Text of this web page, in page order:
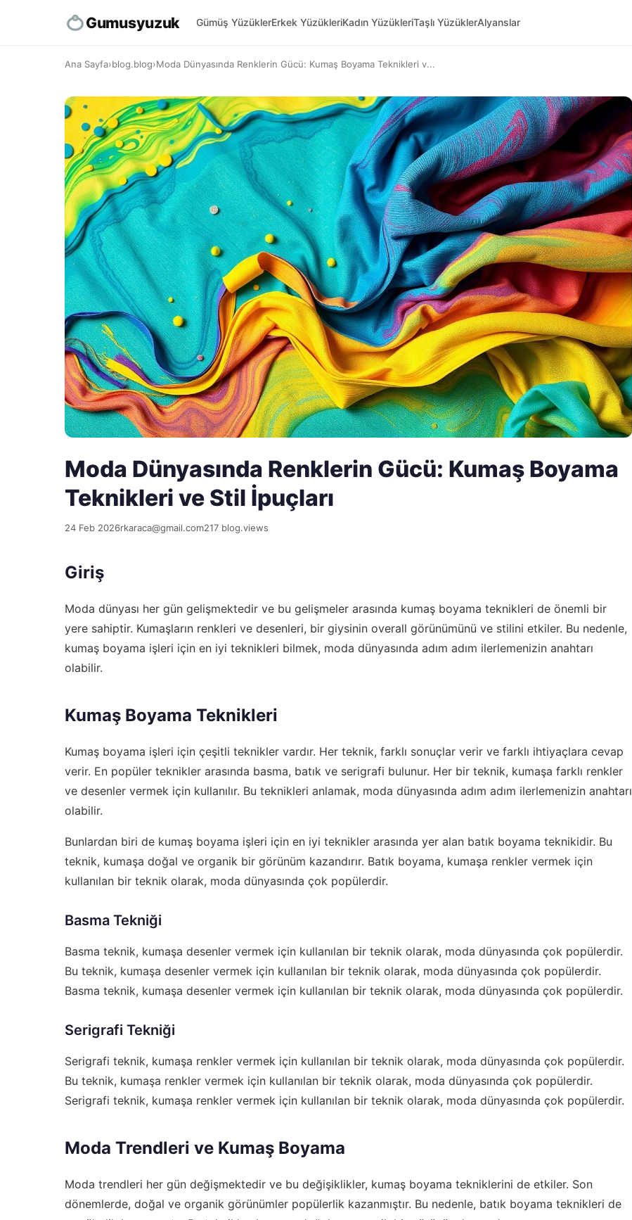
Gumusyuzuk Gümüş YüzüklerErkek YüzükleriKadın YüzükleriTaşlı YüzüklerAlyanslar
Ana Sayfa›blog.blog›Moda Dünyasında Renklerin Gücü: Kumaş Boyama Teknikleri v...
Moda Dünyasında Renklerin Gücü: Kumaş Boyama
Teknikleri ve Stil İpuçları
24 Feb 2026rkaraca@gmail.com217 blog.views
Giriş
Moda dünyası her gün gelişmektedir ve bu gelişmeler arasında kumaş boyama teknikleri de önemli bir
yere sahiptir. Kumaşların renkleri ve desenleri, bir giysinin overall görünümünü ve stilini etkiler. Bu nedenle,
kumaş boyama işleri için en iyi teknikleri bilmek, moda dünyasında adım adım ilerlemenizin anahtarı
olabilir.
Kumaş Boyama Teknikleri
Kumaş boyama işleri için çeşitli teknikler vardır. Her teknik, farklı sonuçlar verir ve farklı ihtiyaçlara cevap
verir. En popüler teknikler arasında basma, batık ve serigrafi bulunur. Her bir teknik, kumaşa farklı renkler
ve desenler vermek için kullanılır. Bu teknikleri anlamak, moda dünyasında adım adım ilerlemenizin anahtarı
olabilir.
Bunlardan biri de kumaş boyama işleri için en iyi teknikler arasında yer alan batık boyama teknikidir. Bu
teknik, kumaşa doğal ve organik bir görünüm kazandırır. Batık boyama, kumaşa renkler vermek için
kullanılan bir teknik olarak, moda dünyasında çok popülerdir.
Basma Tekniği
Basma teknik, kumaşa desenler vermek için kullanılan bir teknik olarak, moda dünyasında çok popülerdir.
Bu teknik, kumaşa desenler vermek için kullanılan bir teknik olarak, moda dünyasında çok popülerdir.
Basma teknik, kumaşa desenler vermek için kullanılan bir teknik olarak, moda dünyasında çok popülerdir.
Serigrafi Tekniği
Serigrafi teknik, kumaşa renkler vermek için kullanılan bir teknik olarak, moda dünyasında çok popülerdir.
Bu teknik, kumaşa renkler vermek için kullanılan bir teknik olarak, moda dünyasında çok popülerdir.
Serigrafi teknik, kumaşa renkler vermek için kullanılan bir teknik olarak, moda dünyasında çok popülerdir.
Moda Trendleri ve Kumaş Boyama
Moda trendleri her gün değişmektedir ve bu değişiklikler, kumaş boyama tekniklerini de etkiler. Son
dönemlerde, doğal ve organik görünümler popülerlik kazanmıştır. Bu nedenle, batık boyama teknikleri de